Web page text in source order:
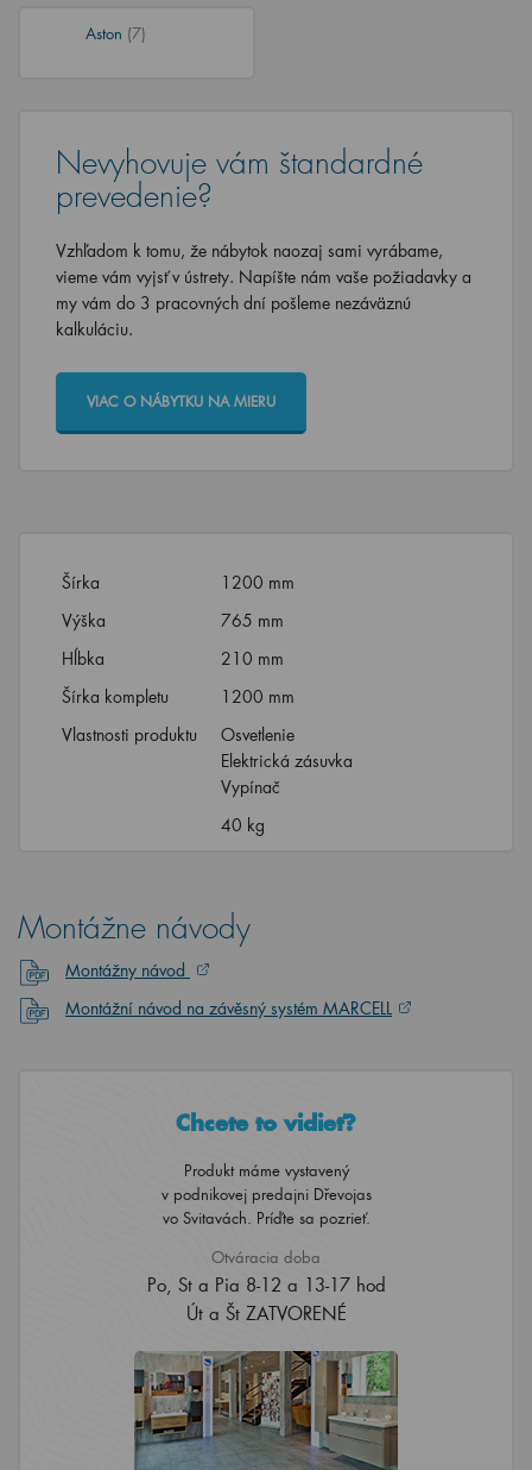
Aston (7)
Nevyhovuje vám štandardné
prevedenie?
Vzhľadom k tomu, že nábytok naozaj sami vyrábame,
vieme vám vyjsť v ústrety. Napíšte nám vaše požiadavky a
my vám do 3 pracovných dní pošleme nezáväznú
kalkuláciu.
VIAC O NÁBYTKU NA MIERU
Šírka
1200 mm
Výška
765 mm
Hĺbka
210 mm
Šírka kompletu
1200 mm
Vlastnosti produktu
Osvetlenie
Elektrická zásuvka
Vypínač
40 kg
Montážne návody
Montážny návod
Montážní návod na závěsný systém MARCELL
Chcete to vidieť?
Produkt máme vystavený
v podnikovej predajni Dřevojas
vo Svitavách. Príďte sa pozrieť.
Otváracia doba
Po, St a Pia 8-12 a 13-17 hod
Út a Št ZATVORENÉ